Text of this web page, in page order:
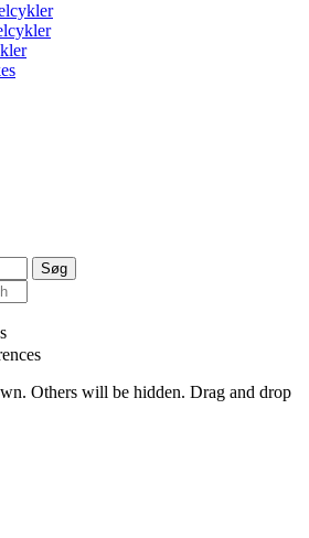
Søg
Others will be hidden. Drag and drop